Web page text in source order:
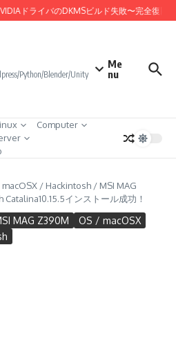
ドライバのDKMSビルド失敗〜完全復旧ま
Python/Blender/Unity
Me
nu
Computer
macOSX / Hackintosh / MSI MAG
インストール成功！
MAG Z390M
OS / macOSX